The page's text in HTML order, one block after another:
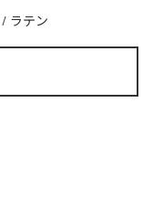
/ ラテン